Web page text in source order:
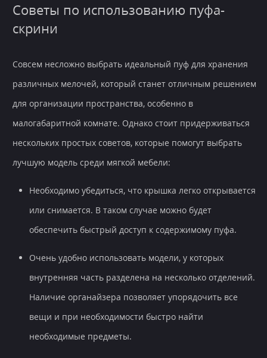
Советы по использованию пуфа-
скрини
Совсем несложно выбрать идеальный пуф для хранения
различных мелочей, который станет отличным решением
для организации пространства, особенно в
малогабаритной комнате. Однако стоит придерживаться
нескольких простых советов, которые помогут выбрать
лучшую модель среди мягкой мебели:
Необходимо убедиться, что крышка легко открывается
или снимается. В таком случае можно будет
обеспечить быстрый доступ к содержимому пуфа.
Очень удобно использовать модели, у которых
внутренняя часть разделена на несколько отделений.
Наличие органайзера позволяет упорядочить все
вещи и при необходимости быстро найти
необходимые предметы.